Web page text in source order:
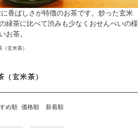
に香ばしさが特徴のお茶です。炒った玄米
緑茶に比べて渋みも少なくおせんべいの様
お茶。
玄米茶）
（玄米茶）
め順 価格順 新着順